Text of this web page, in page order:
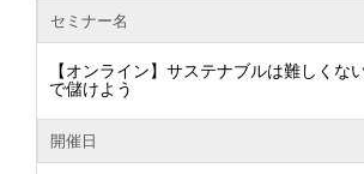
セミナー名
【オンライン】サステナブルは難しくな
で儲けよう
開催日